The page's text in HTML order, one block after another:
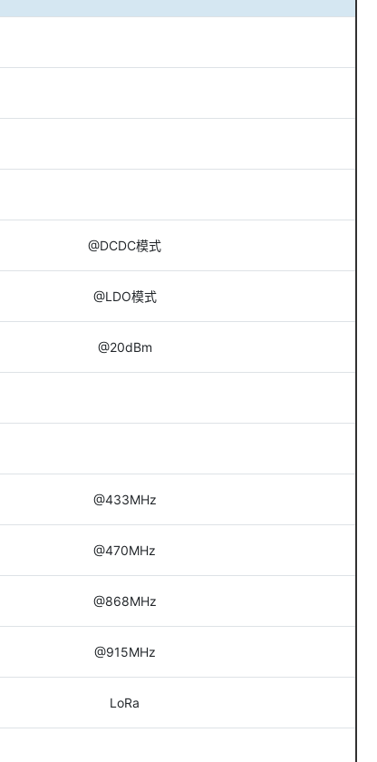
@DCDC模式
@LDO模式
@20dBm
@433MHz
@470MHz
@868MHz
@915MHz
LoRa